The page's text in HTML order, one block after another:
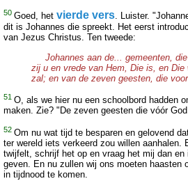
50 Goed, het vierde vers. Luister.
dit is Johannes die spreekt. Het eerst
van Jezus Christus. Ten tweede:
Johannes aan de... gemeenten,
zij u en vrede van Hem, Die is, en Die
zal; en van de zeven geesten, die voor
51 O, als we hier nu een schoolbord hadden
maken. Zie? "De zeven geesten die vóór
52 Om nu wat tijd te besparen en gelovend
ter wereld iets verkeerd zou willen aanhalen.
twijfelt, schrijf het op en vraag het mij dan
geven. En nu zullen wij ons moeten haasten
in tijdnood te komen.